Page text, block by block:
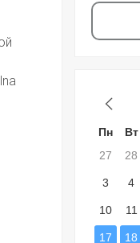
Пн Вт
27
28
3 4
10 11
17 18